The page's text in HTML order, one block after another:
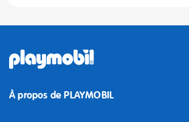
À propos de PLAYMOBIL